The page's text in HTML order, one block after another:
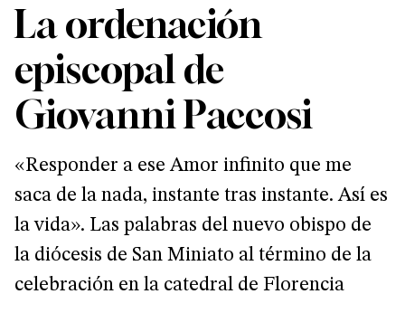
La ordenación
episcopal de
Giovanni Paccosi
«Responder a ese Amor infinito que me
saca de la nada, instante tras instante. Así es
la vida». Las palabras del nuevo obispo de
la diócesis de San Miniato al término de la
celebración en la catedral de Florencia